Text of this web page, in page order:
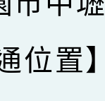
位置